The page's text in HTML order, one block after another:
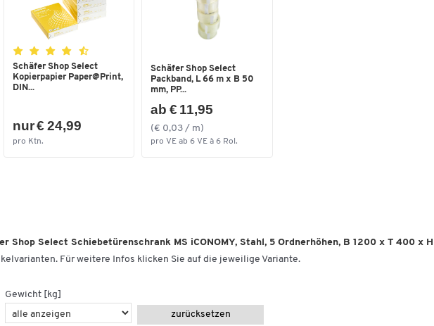
Schäfer Shop Select
Kopierpapier Paper@Print,
DIN...
nur € 24,99
pro Ktn.
Schäfer Shop Select
Packband, L 66 m x B 50
mm, PP...
ab € 11,95
(€ 0,03 / m)
pro VE ab 6 VE à 6 Rol.
Shop Select Schiebetürenschrank MS iCONOMY, Stahl, 5 Ordnerhöhen, B 1200 x T 400 x
Für weitere Infos klicken Sie auf die jeweilige Variante.
Gewicht [kg]
zurücksetzen